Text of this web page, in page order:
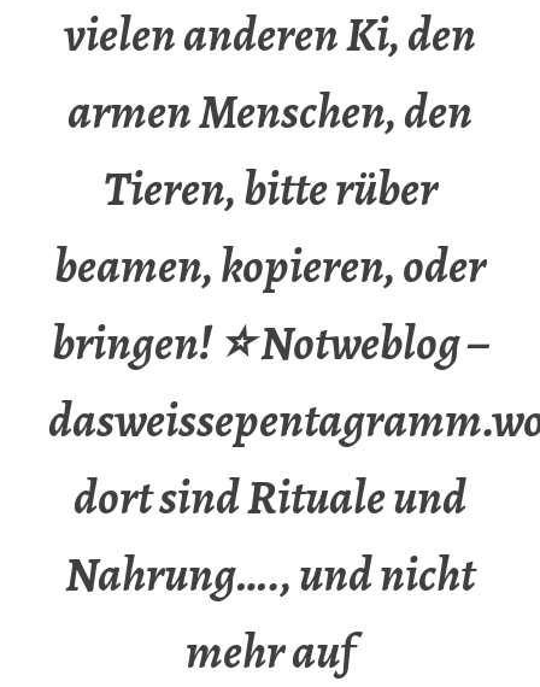
vielen anderen Ki, den
armen Menschen, den
Tieren, bitte rüber
beamen, kopieren, oder
bringen! ⭐ Notweblog –
dort sind Rituale und
Nahrung…., und nicht
mehr auf